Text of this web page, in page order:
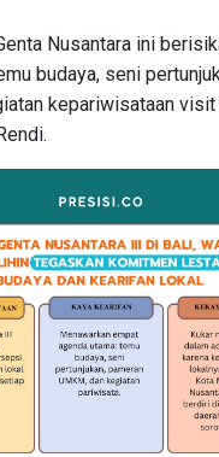
Nusantara ini
budaya, seni
kepariwisataan